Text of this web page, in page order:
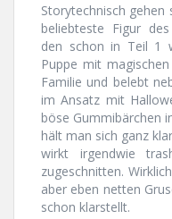
Storytechnisch gehen
beliebteste Figur
den schon in Teil 1
Puppe mit
Familie und belebt
im Ansatz mit
böse Gummibärchen
hält man sich ganz
wirkt irgendwie
zugeschnitten.
aber eben netten
schon klarstellt.